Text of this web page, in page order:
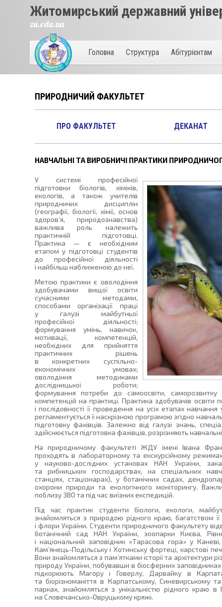
Житомирський державний
zu.edu.ua
Головна Структура Абітурієнтам
ПРИРОДНИЧИЙ ФАКУЛЬТЕТ
ПРО ФАКУЛЬТЕТ ДЕКАНАТ
НАВЧАЛЬНІ ТА ВИРОБНИЧІ ПРАКТИКИ
У системі професійної
підготовки біологів, хіміків,
екологів, а також учителів
природничих дисциплін
(географії, біології, хімії, основ
здоров’я, природознавства)
важлива роль належить
практичній підготовці.
Практика — є необхідним
етапом у підготовці студентів
до професійної діяльності
і найбільш наближеною до неї.
Метою практики є оволодіння
здобувачами вищої освіти
сучасними методами,
способами організації праці
у галузі майбутньої
професійної діяльності;
формування умінь, навичок,
мотивації, компетенцій,
необхідних для прийняття
практичних рішень
в конкретних суспільно-
економічних умовах;
оволодіння методиками
дослідницької роботи;
формування потреби до самоосвіти, саморозвитку
компетенцій на практиці. Практика здобувачів освіти
і послідовності її проведення на усіх етапах
регламентується її наскрізною програмою згідно
підготовку фахівців. Залежно від галузі знань,
здійснюється підготовка фахівців, розрізняють
На природничому факультеті ЖДУ імені Івана
проходять в лабораторному та екскурсійному
у науково-дослідних установах НАН України,
та рибницьких господарствах, на спеціальних
станціях, стаціонарах), у ботанічних садах,
охорони природи та екологічного моніторингу.
поблизу ЗВО та під час виїзних експедицій.
Під час практик студенти біологи, екологи,
знайомляться з природою рідного краю, багатством
і флори України. Студенти природничого факультету
ботанічний сад НАН України, зоопарки Києва,
і національний заповідник «Тарасова гора» у
Кам’янець-Подільську і Хотинську фортеці, карстові
Вони знайомляться з пам’ятками історії та архітектури
природу України, побувавши в біосферних
підкорюють Магору і Говерлу, Дарвайку в
та біорізноманіття в Карпатському, Синевирському
парках, знайомляться з унікальністю рідного краю в
на Словечансько-Овруцькому кряжі.